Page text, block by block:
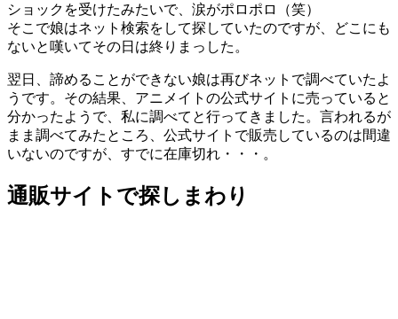
ショックを受けたみたいで、涙がポロポロ（笑）
そこで娘はネット検索をして探していたのですが、どこにも
ないと嘆いてその日は終りまっした。
翌日、諦めることができない娘は再びネットで調べていたよ
うです。その結果、アニメイトの公式サイトに売っていると
分かったようで、私に調べてと行ってきました。言われるが
まま調べてみたところ、公式サイトで販売しているのは間違
いないのですが、すでに在庫切れ・・・。
通販サイトで探しまわり